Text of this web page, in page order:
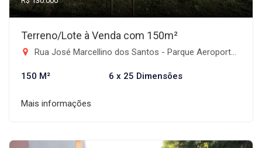
Terreno/Lote à Venda com 150m²
Rua José Marcellino dos Santos - Parque Aeroporto, Taubaté-SP
150 M² 6 x 25 Dimensões
Mais informações